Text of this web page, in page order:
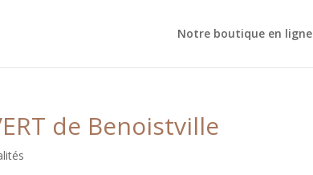
Notre boutique en ligne
de Benoistville